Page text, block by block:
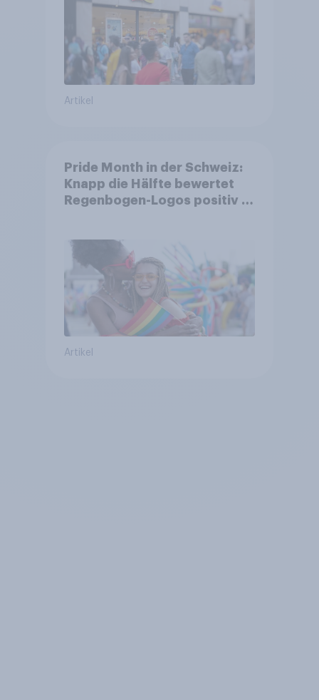
Artikel
Pride Month in der Schweiz:
Knapp die Hälfte bewertet
Regenbogen-Logos positiv –
Artikel